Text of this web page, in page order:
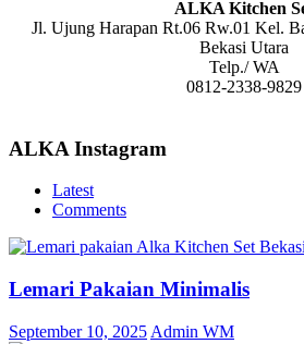
ALKA Kitchen
Jl. Ujung Harapan Rt.06 Rw.01 Kel.
Bekasi Utara
Telp./ WA
0812-2338-9829
ALKA Instagram
Latest
Comments
Lemari Pakaian Minimalis
September 10, 2025 Admin WM